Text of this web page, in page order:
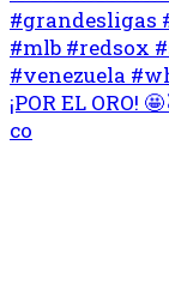
¡POR EL
co